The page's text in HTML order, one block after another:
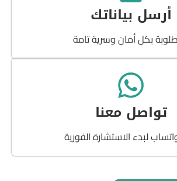
أرسل بياناتك
بكل أمان وسرية تامة
تواصل معنا
لبدء الاستشارة الفورية